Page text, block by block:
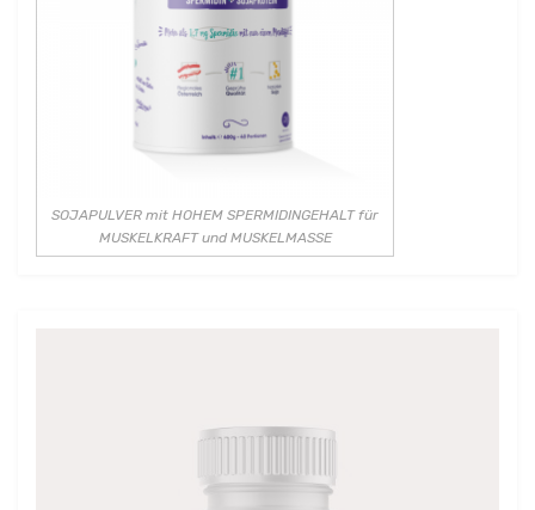
SOJAPULVER mit HOHEM SPERMIDINGEHALT für
MUSKELKRAFT und MUSKELMASSE